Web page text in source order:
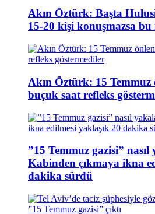
Akın Öztürk: Başta
15-20 kişi konuşmazsa bu
Akın Öztürk: 15
buçuk saat refleks
”15 Temmuz gazisi” nasıl
Kabinden çıkmaya ikna
dakika sürdü